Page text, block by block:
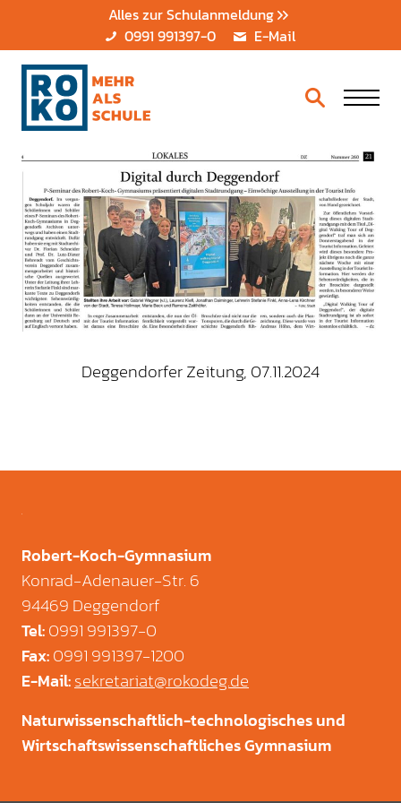
Alles zur Schulanmeldung
0991 991397-0
E-Mail
Deggendorfer Zeitung, 07.11.2024
Robert-Koch-Gymnasium
Konrad-Adenauer-Str. 6
94469 Deggendorf
Tel:0991 991397-0
Fax:0991 991397-1200
E-Mail:sekretariat@rokodeg.de
Naturwissenschaftlich-technologisches und
Wirtschaftswissenschaftliches Gymnasium